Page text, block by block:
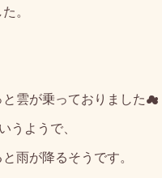
。
と雲が乗っておりました☁
うようで、
雨が降るそうです。